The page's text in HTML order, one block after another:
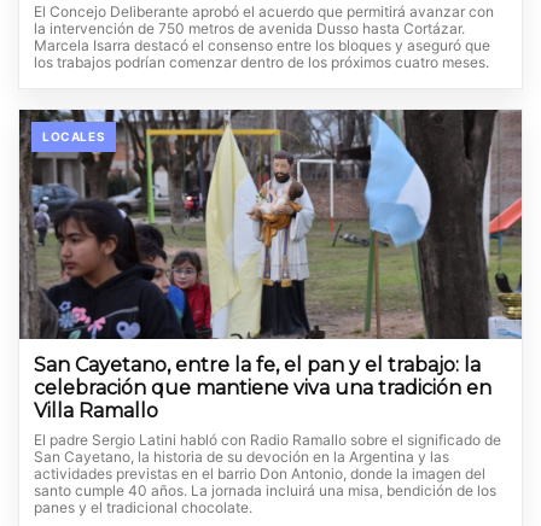
El Concejo Deliberante aprobó el acuerdo que permitirá avanzar con
la intervención de 750 metros de avenida Dusso hasta Cortázar.
Marcela Isarra destacó el consenso entre los bloques y aseguró que
los trabajos podrían comenzar dentro de los próximos cuatro meses.
LOCALES
San Cayetano, entre la fe, el pan y el trabajo: la
celebración que mantiene viva una tradición en
Villa Ramallo
El padre Sergio Latini habló con Radio Ramallo sobre el significado de
San Cayetano, la historia de su devoción en la Argentina y las
actividades previstas en el barrio Don Antonio, donde la imagen del
santo cumple 40 años. La jornada incluirá una misa, bendición de los
panes y el tradicional chocolate.